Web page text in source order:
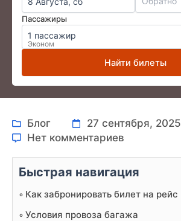
Пассажиры
1 пассажир
Эконом
Найти билеты
Блог
27 сентября, 2025
Нет комментариев
Быстрая навигация
Как забронировать билет на рейс
Условия провоза багажа